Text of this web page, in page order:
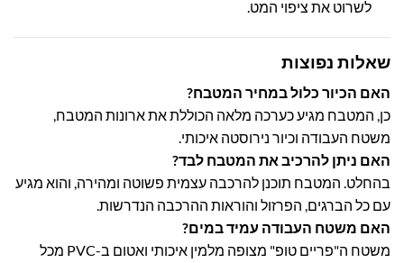
לשרוט את ציפוי המט.
שאלות נפוצות
האם הכיור כלול במחיר המטבח?
כן, המטבח מגיע כערכה מלאה הכוללת את ארונות המטבח,
משטח העבודה וכיור נירוסטה איכותי.
האם ניתן להרכיב את המטבח לבד?
בהחלט. המטבח תוכנן להרכבה עצמית פשוטה ומהירה, והוא מגיע
עם כל הברגים, הפרזול והוראות ההרכבה הנדרשות.
האם משטח העבודה עמיד במים?
משטח ה"פריים טופ" מצופה מלמין איכותי ואטום ב-PVC מכל